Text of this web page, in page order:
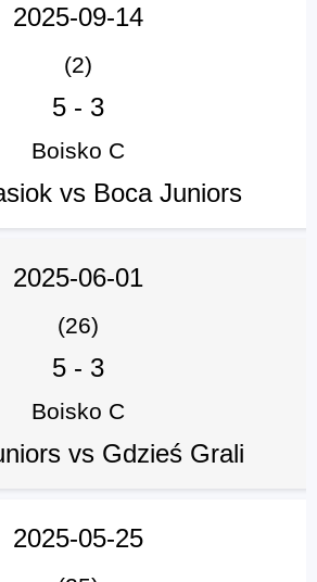
2025-09-14
(2)
5- 3
Boisko C
vs Boca Juniors
2025-06-01
(26)
5- 3
Boisko C
vs Gdzieś Grali
2025-05-25